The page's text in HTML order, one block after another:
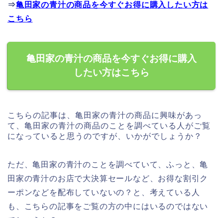
⇒亀田家の青汁の商品を今すぐお得に購入したい方は
こちら
亀田家の青汁の商品を今すぐお得に購入
したい方はこちら
こちらの記事は、亀田家の青汁の商品に興味があっ
て、亀田家の青汁の商品のことを調べている人がご覧
になっていると思うのですが、いかがでしょうか？
ただ、亀田家の青汁のことを調べていて、ふっと、亀
田家の青汁のお店で大決算セールなど、お得な割引ク
ーポンなどを配布していないの？と、考えている人
も、こちらの記事をご覧の方の中にはいるのではない